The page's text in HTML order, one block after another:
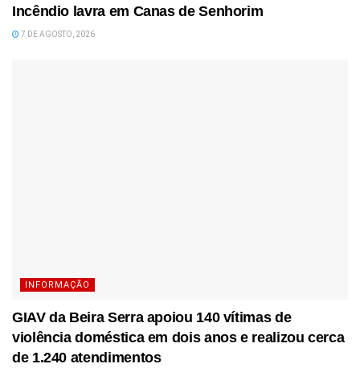
Incêndio lavra em Canas de Senhorim
7 DE AGOSTO, 2026
INFORMAÇÃO
GIAV da Beira Serra apoiou 140 vítimas de
violência doméstica em dois anos e realizou cerca
de 1.240 atendimentos